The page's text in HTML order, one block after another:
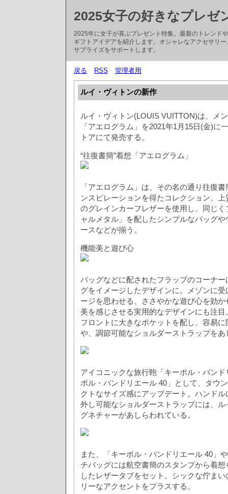
2025女子の好きなプレゼ
2025年に女子が喜ぶプレゼント特集。最新のトレンド
ギフトアイデアを紹介します。オシャレなアクセサリ
サプライズをサポートします。
戻る RSS 管理者用
ルイ・ヴィトンの新作
ルイ・ヴィトン(LOUIS VUITTON)は、メ
「アエログラム」を2021年1月15日(金)に
トアにて発売する。
“往復書簡”着想「アエログラム」
「アエログラム」は、その名の通り往復書
ンスピレーションを得たコレクション。
のグレインカーフレザーを使用し、同じ
ャルメタル」を配したシンプルなバッグ
ースなどが揃う。
機能美と遊び心
バッグなどに配されたフラップのコーナ
グをイメージしたデザインに。メゾンに
ージを思わせる、ささやかな遊び心を効
美を感じさせる実用的なデザインにも注
フロントに大きなポケットを配し、容易
や、調節可能なショルダーストラップをあ
アイコニックな旅行鞄「キーポル・バン
ポル・バンドリエール 40」として、タウ
クトなサイズ感にアップデート。ハンド
外し可能なショルダーストラップには、
グネチャーがあしらわれている。
また、「キーポル・バンドリエール 40」
チバッグには航空書簡のスタンプから着
したレザータブをセット。シックな佇ま
リーなアクセントをプラスする。